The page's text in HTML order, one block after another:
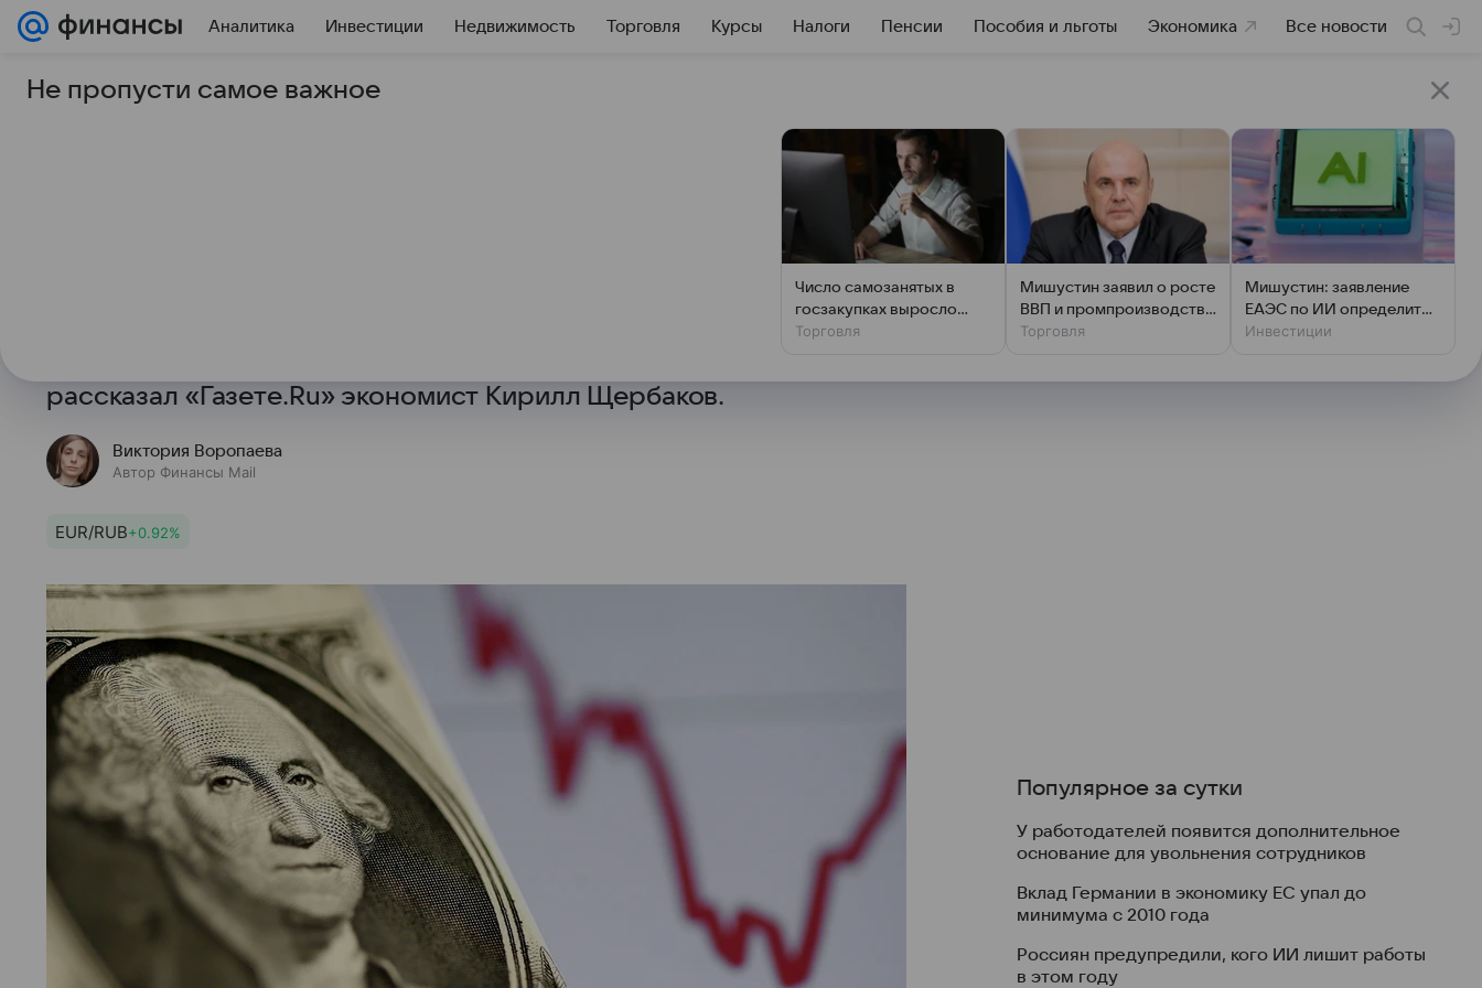
Аналитика Инвестиции Недвижимость Торговля Курсы Налоги Пенсии Пособия и льготы Экономика Все новости
26 февраля 2025 Финансы Mail
Экономист объяснил причины отказа
банков принимать доллары старого
В банках не принимают старые доллары из-за дефицита валюты
рассказал «Газете.Ru» экономист Кирилл Щербаков.
Виктория Воропаева
Автор Финансы Mail
EUR/RUB+0.92%
Популярное за сутки
У работодателей появится дополнительное
основание для увольнения сотрудников
Вклад Германии в экономику ЕС упал до
минимума с 2010 года
Россиян предупредили, кого ИИ лишит работы
в этом году
Не пропусти самое важное
Число самозанятых в
госзакупках выросло
почти на треть за год
Торговля
Мишустин заявил о росте
ВВП и промпроизводства
в странах ЕАЭС
Торговля
Мишустин: заявление
ЕАЭС по ИИ определит
общие цифровые
Инвестиции